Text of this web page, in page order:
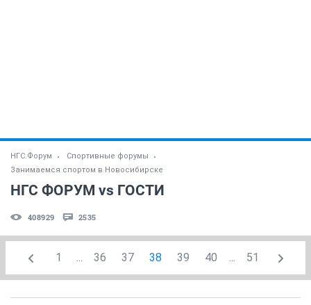
НГС.Форум
Спортивные форумы
Занимаемся спортом в Новосибирске
НГС ФОРУМ vs ГОСТИ
408929 2535
1 ... 36 37 38 39 40 ... 51